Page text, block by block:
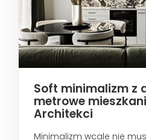
Soft minimalizm z
metrowe
Architekci
Minimalizm wcale nie